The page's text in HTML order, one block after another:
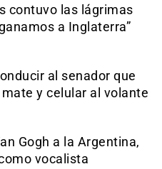
contuvo las lágrimas
a Inglaterra”
al senador que
y celular al volante
Gogh a la Argentina,
vocalista